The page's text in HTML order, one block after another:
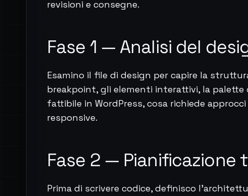
revisioni e consegne.
Fase 1 — Analisi del
Esamino il file di design per capire la
breakpoint, gli elementi interattivi, la
fattibile in WordPress, cosa richiede
responsive.
Fase 2 — Pianificazione
Prima di scrivere codice, definisco